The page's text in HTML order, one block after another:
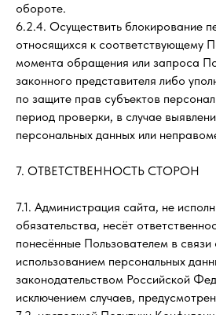
обороте.
6.2.4. Осуществить блокирование
относящихся к соответствующему
момента обращения или запроса
законного представителя либо
по защите прав субъектов
период проверки, в случае
персональных данных или
7. ОТВЕТСТВЕННОСТЬ СТОРОН
7.1. Администрация сайта, не
обязательства, несёт
понесённые Пользователем в
использованием персональных
законодательством Российской
исключением случаев,